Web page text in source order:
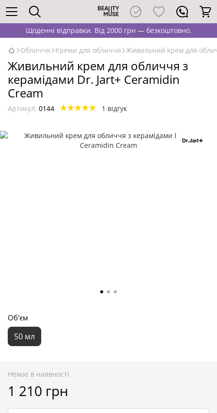
Щоденні відправки. Від 2000 грн — безкоштовно.
Обличчя Креми для обличчя Живильний крем для
Живильний крем для обличчя з
керамідами Dr. Jart+ Ceramidin
Cream
Артикул: 0144 1 відгук
Об'єм
50 мл
Немає в наявності
1 210 грн